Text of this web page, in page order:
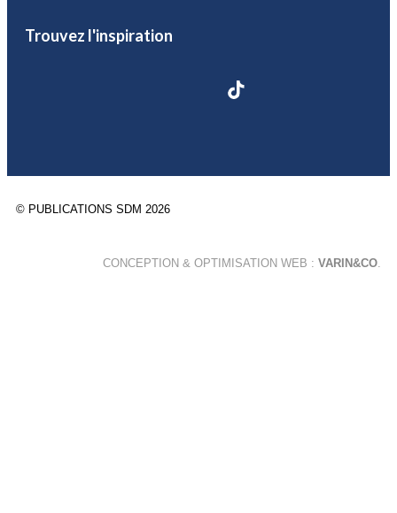
Trouvez l'inspiration
© PUBLICATIONS SDM 2026
CONCEPTION & OPTIMISATION WEB : VARIN&CO.